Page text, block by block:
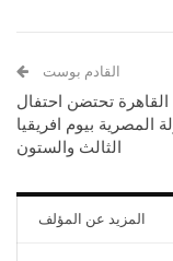
القادم بوست
القاهرة تحتضن احتفال
المصرية بيوم افريقيا
الثالث والستون
المزيد عن المؤلف